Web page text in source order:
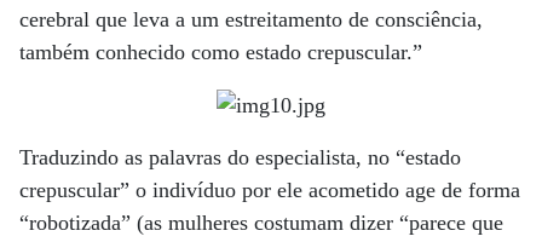
cerebral que leva a um estreitamento de consciência,
também conhecido como estado crepuscular.”
Traduzindo as palavras do especialista, no “estado
crepuscular” o indivíduo por ele acometido age de forma
“robotizada” (as mulheres costumam dizer “parece que